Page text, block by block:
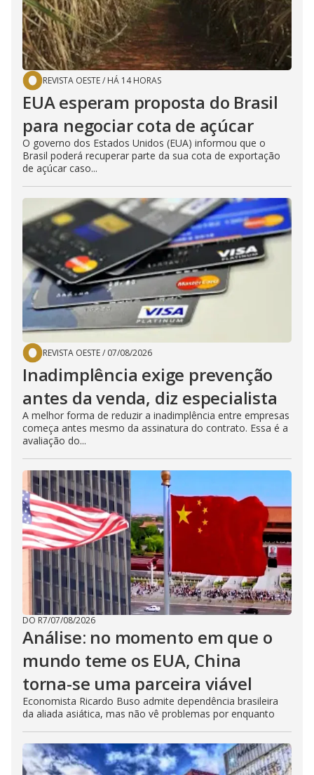
REVISTA OESTE/ HÁ 14 HORAS
EUA esperam proposta do Brasil
para negociar cota de açúcar
O governo dos Estados Unidos (EUA) informou que o
Brasil poderá recuperar parte da sua cota de exportação
de açúcar caso...
REVISTA OESTE/ 07/08/2026
Inadimplência exige prevenção
antes da venda, diz especialista
A melhor forma de reduzir a inadimplência entre empresas
começa antes mesmo da assinatura do contrato. Essa é a
avaliação do...
DO R7/07/08/2026
Análise: no momento em que o
mundo teme os EUA, China
torna-se uma parceira viável
Economista Ricardo Buso admite dependência brasileira
da aliada asiática, mas não vê problemas por enquanto